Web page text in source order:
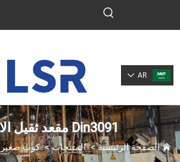
AR
Din3091 مقعد ثقيل الاجهاد
الصفحة الرئيسية>المنتجات>كوب صغير